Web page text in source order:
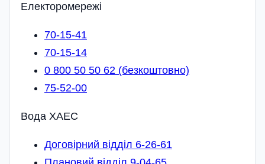
Електоромережі
70-15-41
70-15-14
0 800 50 50 62 (безкоштовно)
75-52-00
Вода ХАЕС
Договірний відділ 6-26-61